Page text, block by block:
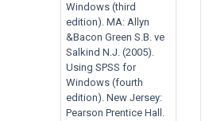
Windows (third
edition). MA: Allyn
&Bacon Green S.B. ve
Salkind N.J. (2005).
Using SPSS for
Windows (fourth
edition). New Jersey:
Pearson Prentice Hall.